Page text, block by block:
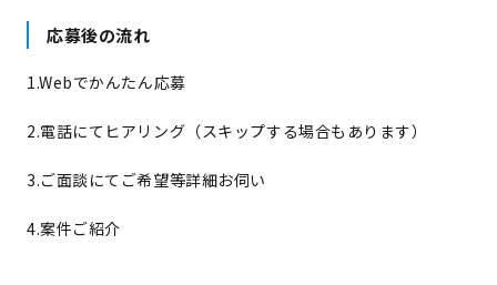
応募後の流れ
1.Webでかんたん応募
2.電話にてヒアリング（スキップする場合もあります）
3.ご面談にてご希望等詳細お伺い
4.案件ご紹介